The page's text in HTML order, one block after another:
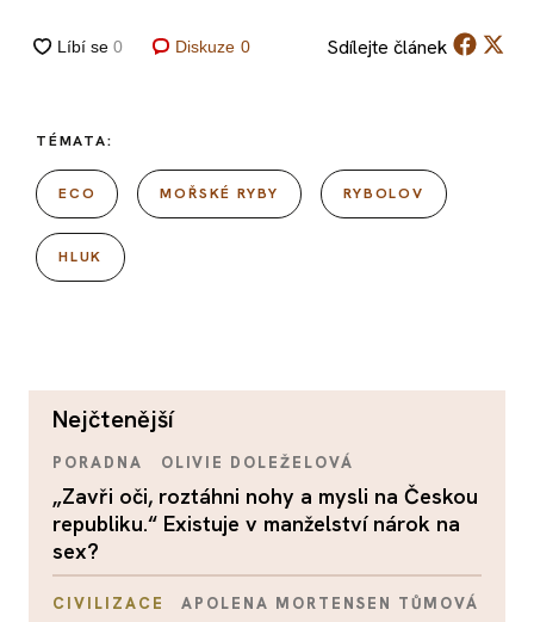
Diskuze 0 Sdílejte článek
TÉMATA:
ECO MOŘSKÉ RYBY RYBOLOV
HLUK
nejčtenější
PORADNA OLIVIE DOLEŽELOVÁ
„Zavři oči, roztáhni nohy a mysli na Českou
republiku.“ Existuje v manželství nárok na
sex?
CIVILIZACE APOLENA MORTENSEN TŮMOVÁ